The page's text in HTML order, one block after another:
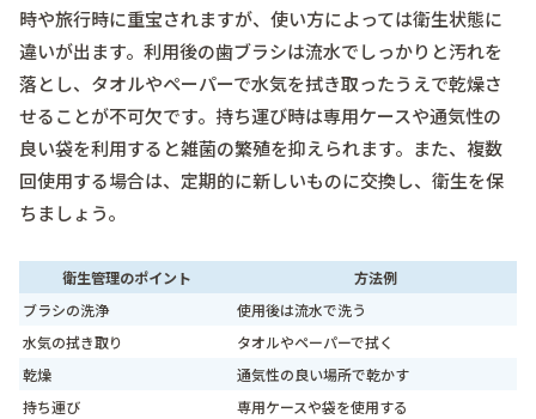
時や旅行時に重宝されますが、使い方によっては衛生状態に
違いが出ます。利用後の歯ブラシは流水でしっかりと汚れを
落とし、タオルやペーパーで水気を拭き取ったうえで乾燥さ
せることが不可欠です。持ち運び時は専用ケースや通気性の
良い袋を利用すると雑菌の繁殖を抑えられます。また、複数
回使用する場合は、定期的に新しいものに交換し、衛生を保
ちましょう。
衛生管理のポイント
方法例
ブラシの洗浄
使用後は流水で洗う
水気の拭き取り
タオルやペーパーで拭く
乾燥
通気性の良い場所で乾かす
持ち運び
専用ケースや袋を使用する